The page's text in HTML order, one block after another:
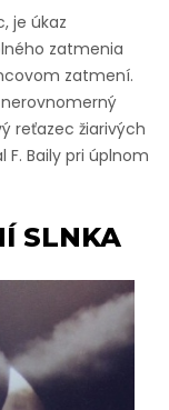
je úkaz
zatmenia
zatmení.
reťazec žiarivých
F. Baily pri úplnom
SLNKA